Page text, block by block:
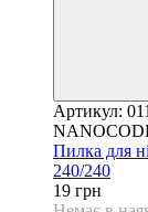
Артикул:
Пилка для
240/240
19 грн